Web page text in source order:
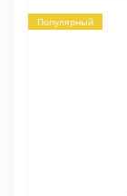
Популярный